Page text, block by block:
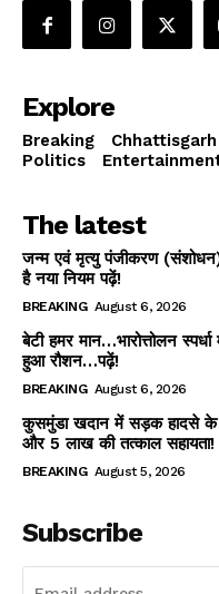
Explore
Breaking Chhattisgarh
Politics
The latest
जन्म एवं मृत्यु पंजीकरण
है नया नियम पढ़ें!
BREAKING August 6, 2026
बेटी हमर मान…भारोत्तोलन
हुआ रौशन…पढ़ें!
BREAKING August 6, 2026
कुसमुंडा खदान में सड़क हादसे के
और 5 लाख की तत्काल सहायता!
BREAKING August 5, 2026
Subscribe